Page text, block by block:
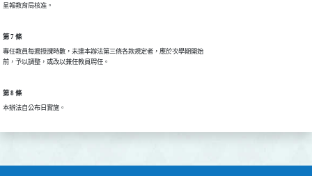
第 7 條
專任教員每週授課時數，未達本辦法第三條各款規定者，應於次學期開始
第 8 條